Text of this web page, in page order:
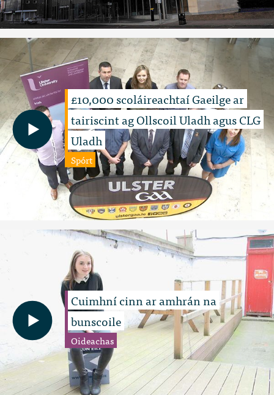
£10,000 scoláireachtaí Gaeilge ar
tairiscint ag Ollscoil Uladh agus CLG
Uladh
Spórt
Cuimhní cinn ar amhrán na
bunscoile
Oideachas